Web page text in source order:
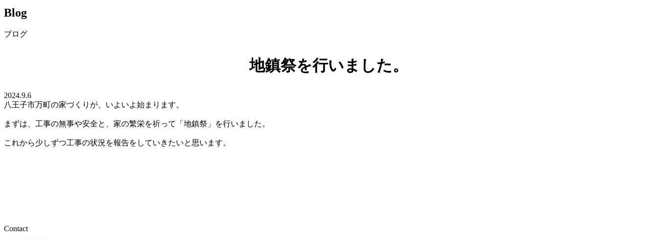
Blog
ブログ
地鎮祭を行いました。
2024.9.6
八王子市万町の家づくりが、いよいよ始まります。
まずは、工事の無事や安全と、家の繁栄を祈って「地鎮祭」を行いました。
これから少しずつ工事の状況を報告をしていきたいと思います。
Contact